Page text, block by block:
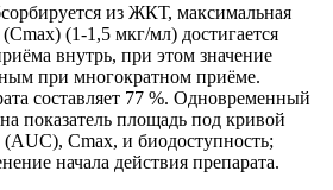
из ЖКТ, максимальная
(1-1,5 мкг/мл) достигается
внутрь, при этом значение
при многократном приёме.
составляет 77 %. Одновременный
показатель площадь под кривой
(AUC), Сmах, и биодоступность;
начала действия препарата.